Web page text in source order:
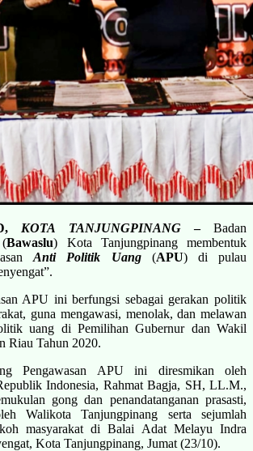
KOTA TANJUNGPINANG–Badan
(Bawaslu) Kota Tanjungpinang membentuk
Anti Politik Uang(APU) di pulau
APU ini berfungsi sebagai gerakan politik
guna mengawasi, menolak, dan melawan
uang di Pemilihan Gubernur dan Wakil
Riau Tahun 2020.
Pengawasan APU ini diresmikan oleh
Indonesia, Rahmat Bagja, SH, LL.M.,
gong dan penandatanganan prasasti,
Walikota Tanjungpinang serta sejumlah
masyarakat di Balai Adat Melayu Indra
Kota Tanjungpinang, Jumat (23/10).